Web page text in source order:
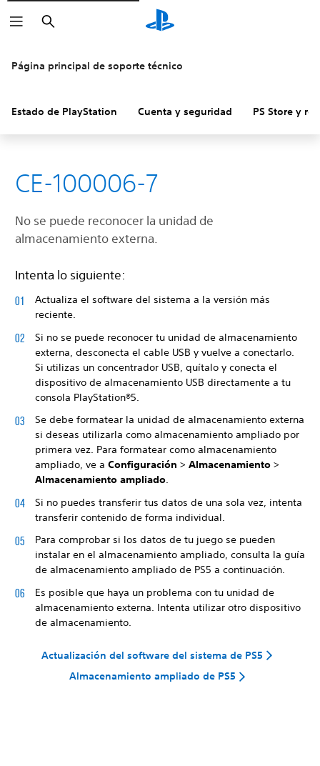
Buscar
Página principal de soporte técnico
Estado de PlayStation Cuenta y seguridad PS Store y
CE-100006-7
No se puede reconocer la unidad de
almacenamiento externa.
Intenta lo siguiente:
Actualiza el software del sistema a la versión más
reciente.
Si no se puede reconocer tu unidad de almacenamiento
externa, desconecta el cable USB y vuelve a conectarlo.
Si utilizas un concentrador USB, quítalo y conecta el
dispositivo de almacenamiento USB directamente a tu
consola PlayStation®5.
Se debe formatear la unidad de almacenamiento externa
si deseas utilizarla como almacenamiento ampliado por
primera vez. Para formatear como almacenamiento
ampliado, ve a Configuración > Almacenamiento >
Almacenamiento ampliado.
Si no puedes transferir tus datos de una sola vez, intenta
transferir contenido de forma individual.
Para comprobar si los datos de tu juego se pueden
instalar en el almacenamiento ampliado, consulta la guía
de almacenamiento ampliado de PS5 a continuación.
Es posible que haya un problema con tu unidad de
almacenamiento externa. Intenta utilizar otro dispositivo
de almacenamiento.
Actualización del software del sistema de PS5
Almacenamiento ampliado de PS5